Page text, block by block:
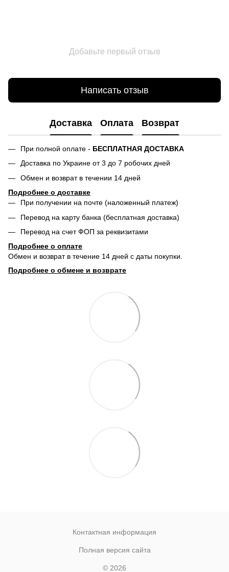
Добавьте первый отзыв
Написать отзыв
Доставка Оплата Возврат
При полной оплате - БЕСПЛАТНАЯ ДОСТАВКА
Доставка по Украине от 3 до 7 робочих дней
Обмен и возврат в течении 14 дней
Подробнее о доставке
При получении на почте (наложенный платеж)
Перевод на карту банка (бесплатная доставка)
Перевод на счет ФОП за реквизитами
Подробнее о оплате
Обмен и возврат в течение 14 дней с даты покупки.
Подробнее о обмене и возврате
Контактная информация
Полная версия сайта
© 2026